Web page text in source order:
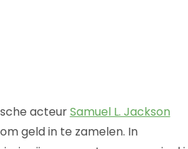
acteurSamuel L. Jackson
geld in te zamelen. In